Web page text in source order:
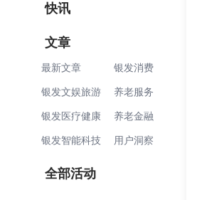
快讯
文章
最新文章 银发消费
银发文娱旅游 养老服务
银发医疗健康 养老金融
银发智能科技 用户洞察
全部活动